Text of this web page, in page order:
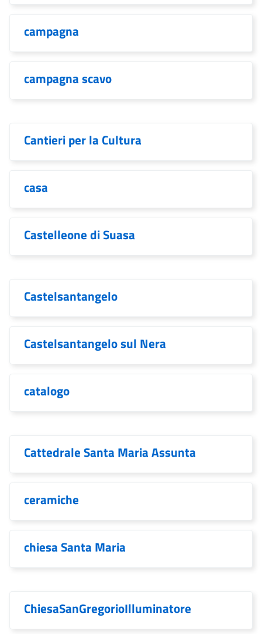
campagna
campagna scavo
Cantieri per la Cultura
casa
Castelleone di Suasa
Castelsantangelo
Castelsantangelo sul Nera
catalogo
Cattedrale Santa Maria Assunta
ceramiche
chiesa Santa Maria
ChiesaSanGregorioIlluminatore